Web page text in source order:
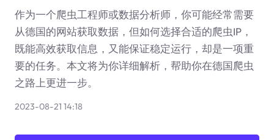
作为一个爬虫工程师或数据分析师，你可能经常需要
从德国的网站获取数据，但如何选择合适的爬虫IP，
既能高效获取信息，又能保证稳定运行，却是一项重
要的任务。本文将为你详细解析，帮助你在德国爬虫
之路上更进一步。
2023-08-21 14:18